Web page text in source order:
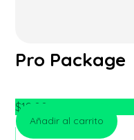
Pro Package
$18.00
Añadir al carrito